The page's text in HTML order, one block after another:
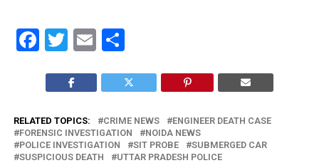
Facebook
Twitter
EmailShare
RELATED TOPICS: CRIME NEWS
ENGINEER DEATH CASE
FORENSIC INVESTIGATION
NOIDA NEWS
POLICE INVESTIGATION
SIT PROBE
SUBMERGED CAR
SUSPICIOUS DEATH
UTTAR PRADESH POLICE